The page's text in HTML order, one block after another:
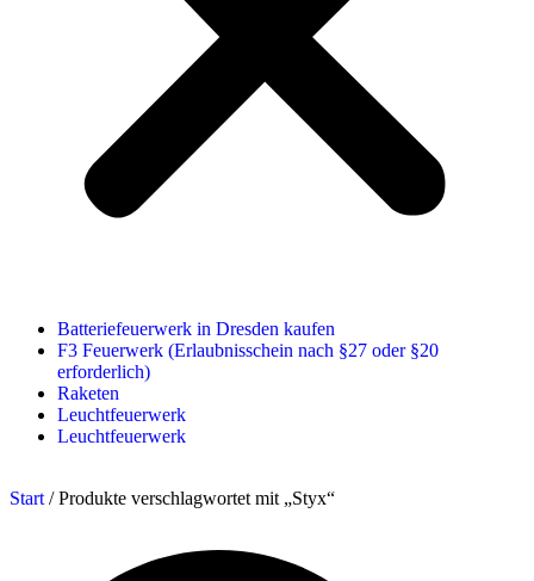
Batteriefeuerwerk in Dresden kaufen
F3 Feuerwerk (Erlaubnisschein nach §27 oder §20
erforderlich)
Raketen
Leuchtfeuerwerk
Leuchtfeuerwerk
Start / Produkte verschlagwortet mit „Styx“